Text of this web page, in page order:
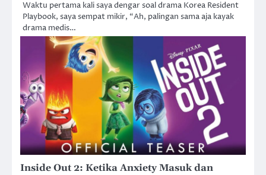
Waktu pertama kali saya dengar soal drama Korea Resident
Playbook, saya sempat mikir, “Ah, palingan sama aja kayak
drama medis…
Inside Out 2: Ketika Anxiety Masuk dan